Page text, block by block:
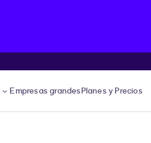
Empresas grandesPlanes y Precios